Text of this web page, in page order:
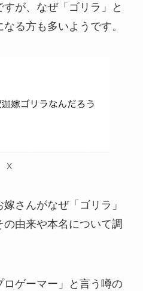
が、なぜ「ゴリラ」と
る方も多いようです。
X
さんがなぜ「ゴリラ」
由来や本名について調
ロゲーマー」と言う噂の